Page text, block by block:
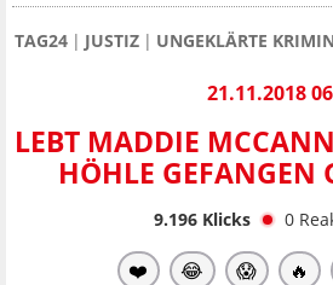
TAG24 JUSTIZ UNGEKLÄRTE
21.11.2018
LEBT MADDIE
HÖHLE GEFANGEN
9.196Klicks 0
❤️ 😂 😱 🔥